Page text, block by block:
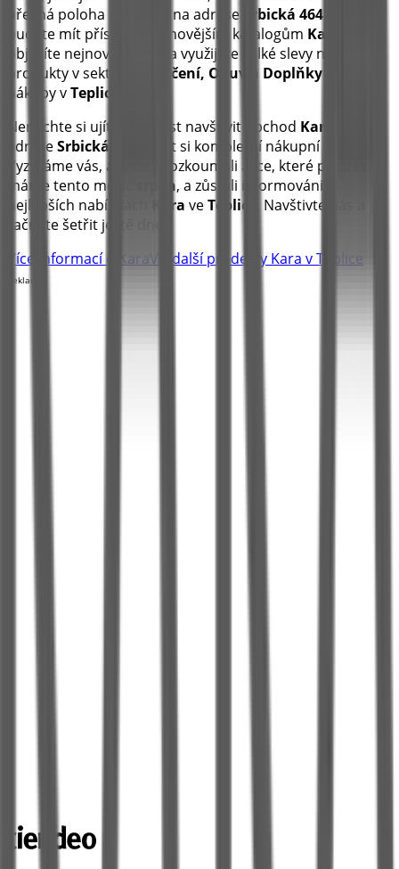
přesná poloha prodejny na adrese
Srbická 464
budete mít přístup k nejnovějším katalogům Kara
objevíte nejnovější akce a využijete velké slevy na
produkty v sektoru
Oblečení, Obuv a Doplňky
nákupy vTeplice
Nenechte si ujít příležitost navštívit obchod Kara
adreseSrbická 464
a užít si kompletní nákupní zážitek.
Vyzýváme vás, abyste prozkoumali akce, které pro vás
máme tento měsíc
srpen, a zůstali informováni o
nejlepších nabídkách
Kara veTeplice
. Navštivte nás a
začněte šetřit ještě dnes!
Více informací o KaraViz další prodejny Kara v Teplice
Reklama